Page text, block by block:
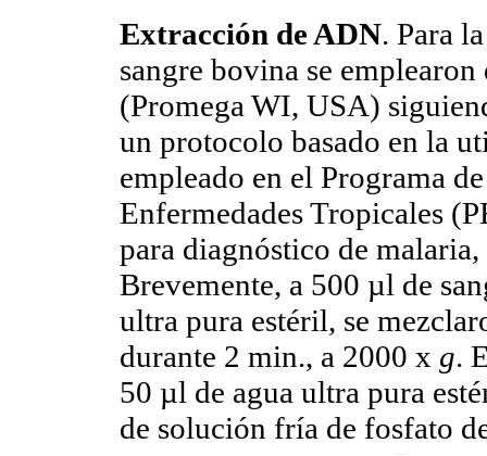
Extracción de ADN. Para
sangre bovina se
(Promega WI, USA)
un protocolo basado en la
empleado en el Programa
Enfermedades Tropicales
para diagnóstico de
Brevemente, a 500 µl de
ultra pura estéril, se
durante 2 min., a 2000 x g.
50 µl de agua ultra pura
de solución fría de fosfato